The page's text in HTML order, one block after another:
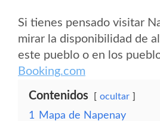
Si tienes pensado visitar
mirar la disponibilidad de
este pueblo o en los
Booking.com
Contenidos ocultar
1
Mapa de Napenay